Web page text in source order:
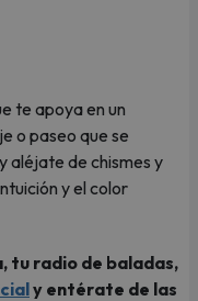
te apoya en un
o paseo que se
aléjate de chismes y
y el color
tu radio de baladas,
y entérate de las